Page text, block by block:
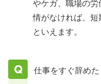
やケガ、職場の
情がなければ、
といえます。
仕事をすぐ辞め